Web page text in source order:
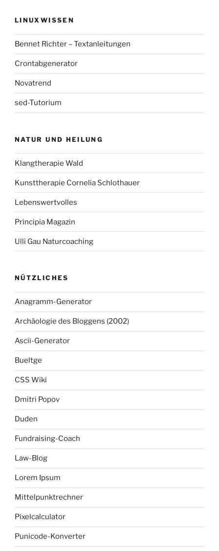
LINUXWISSEN
Bennet Richter – Textanleitungen
Crontabgenerator
Novatrend
sed-Tutorium
NATUR UND HEILUNG
Klangtherapie Wald
Kunsttherapie Cornelia Schlothauer
Lebenswertvolles
Principia Magazin
Ulli Gau Naturcoaching
NÜTZLICHES
Anagramm-Generator
Archäologie des Bloggens (2002)
Ascii-Generator
Bueltge
CSS Wiki
Dmitri Popov
Duden
Fundraising-Coach
Law-Blog
Lorem Ipsum
Mittelpunktrechner
Pixelcalculator
Punicode-Konverter